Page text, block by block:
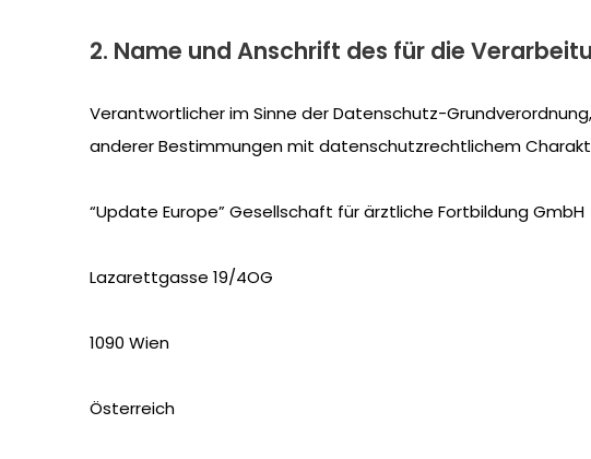
2. Name und Anschrift des für die
Verantwortlicher im Sinne der Datenschutz-
anderer Bestimmungen mit datenschutzrechtlichem
“Update Europe” Gesellschaft für ärztliche Fortbildung GmbH
Lazarettgasse 19/4OG
1090 Wien
Österreich